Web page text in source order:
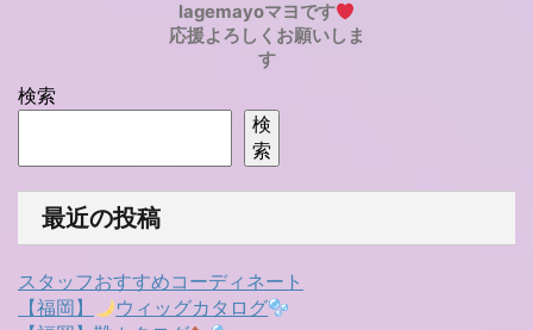
lagemayoマヨです
応援よろしくお願いしま
す
検索
検
索
最近の投稿
スタッフおすすめコーディネート
【福岡】
ウィッグカタログ